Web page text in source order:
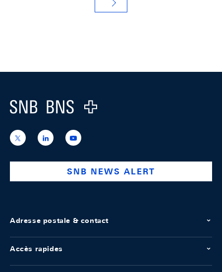
Logo
https://x.com/snb_bns
https://ch.linkedin.com/company/swiss-
national-
https://www.youtube.com/
SNB NEWS ALERT
Adresse postale & contact
Accès rapides